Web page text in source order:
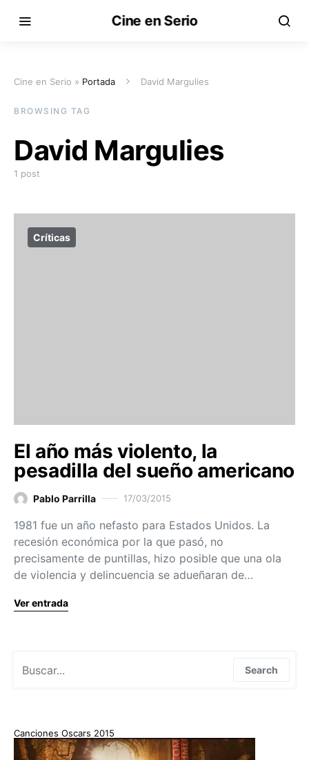
Cine en Serio
Cine en Serio » Portada David Margulies
BROWSING TAG
David Margulies
1 post
Críticas
El año más violento, la
pesadilla del sueño americano
Pablo Parrilla 17/03/2015
1981 fue un año nefasto para Estados Unidos. La
recesión económica por la que pasó, no
precisamente de puntillas, hizo posible que una ola
de violencia y delincuencia se adueñaran de…
Ver entrada
Search
Canciones Oscars 2015